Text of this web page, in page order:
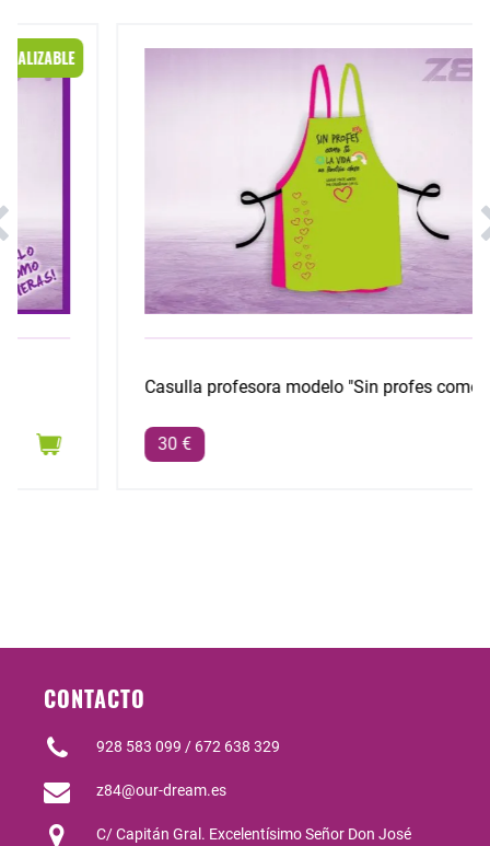
Casulla profesora modelo "Sin profes como tú"
Casulla profesora modelo "Sin profes como tú"
CONTACTO
928 583 099 / 672 638 329
z84@our-dream.es
C/ Capitán Gral. Excelentísimo Señor Don José